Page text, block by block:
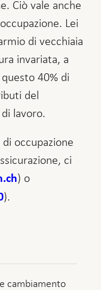
Ciò vale anche
Lei
di vecchiaia
invariata, a
40% di
del
lavoro.
occupazione
ci
) o
).
cambiamento